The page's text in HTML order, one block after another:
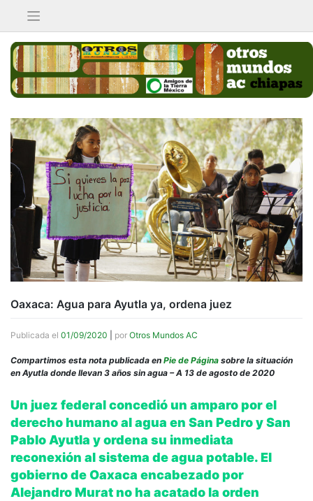
contenido
Oaxaca: Agua para Ayutla ya, ordena juez
Publicada el 01/09/2020 por Otros Mundos AC
Compartimos esta nota publicada en Pie de Página sobre la situación
en Ayutla donde llevan 3 años sin agua – A 13 de agosto de 2020
Un juez federal concedió un amparo por el
derecho humano al agua en San Pedro y San
Pablo Ayutla y ordena su inmediata
reconexión al sistema de agua potable. El
gobierno de Oaxaca encabezado por
Alejandro Murat no ha acatado la orden